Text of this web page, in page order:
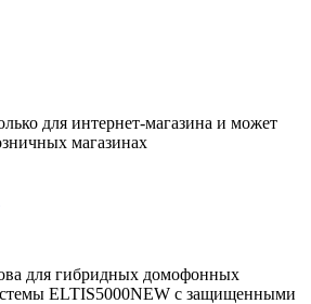
для интернет-магазина и может
магазинах
для гибридных домофонных
ELTIS5000NEW c защищенными